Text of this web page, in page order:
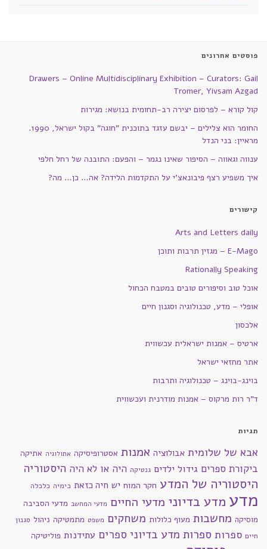
פוסטים אחרונים
Drawers – Online Multidisciplinary Exhibition – Curators: Gail
Tromer, Yivsam Azgad
קול קורא – לפרסום יצירה רב-תחומית בנושא: מגירות
החומר הוא צלילים – יבשם עזגד בתוכנית "חוגה" בקול ישראל, 1990.
מראיין: בני הנדל
ענווה וגאווה – הסיפור שאינו נגמר – והפעם: התובנה של רחל חלפי
איך משפיע רצף פיבונאצ'י על התקדמות הלידה? אה… כן… מה?
קישורים
Arts and Letters daily
E-Mago – מגזין תרבות ותוכן
Rationally Speaking
אוכל טוב וסיפורים טובים במטבח הכחול
אופלי – מדע, טכנולוגיה וסגנון חיים
אלכסון
ארטיס – אמנות ישראלית עכשווית
אתר מחזאי ישראל
בוינג-בוינג – טכנולוגיה ותרבות
ד"ר רות מרקוס – אמנות מודרנית ועכשווית
תגיות
אבא של שלומית אבולוציה אמנות אסטרופיסיקה אתולוגיה אתיקה
ביקורת ספרים גידול ילדים גנטיקה היה או לא היה היסטוריה
היסטוריה של המדע חקר המוח יש חיה כזאת כימיה כלכלה
מדע מדע בדיוני מדעי החיים מדעי המחשב מדעי הסביבה
מוסיקה מחשבות מעוף כלולות משחקים משפט מתמטיקה ניהול סגנון
חיים ספרות ספרות מדע בדיוני ספרים עתידנות פוליטיקה